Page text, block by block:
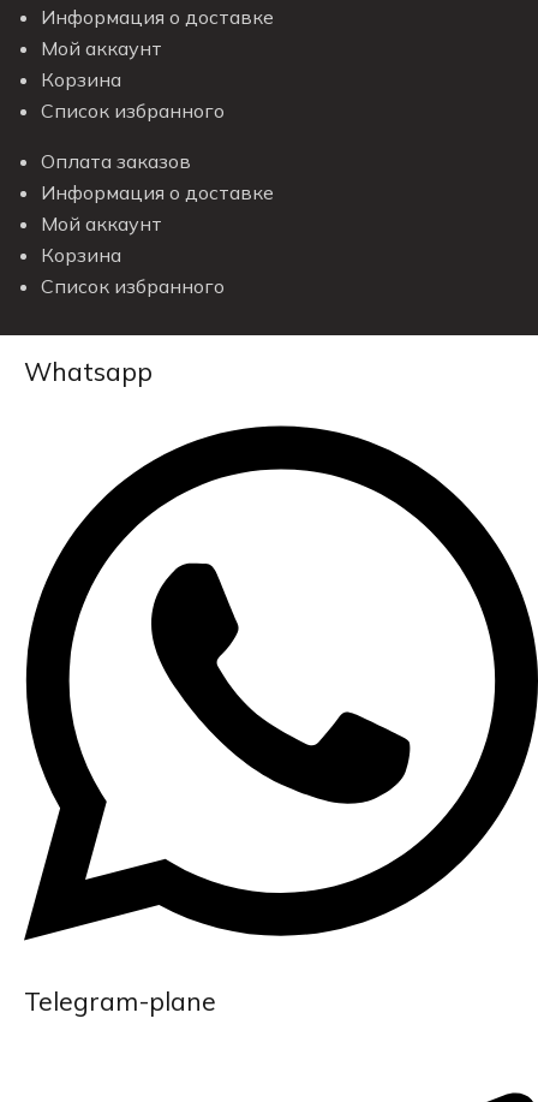
Информация о доставке
Мой аккаунт
Корзина
Список избранного
Оплата заказов
Информация о доставке
Мой аккаунт
Корзина
Список избранного
Whatsapp
Telegram-plane